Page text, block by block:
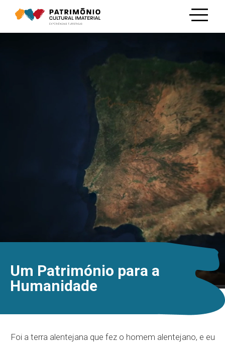
Um Património para a
Humanidade
Foi a terra alentejana que fez o homem alentejano, e eu